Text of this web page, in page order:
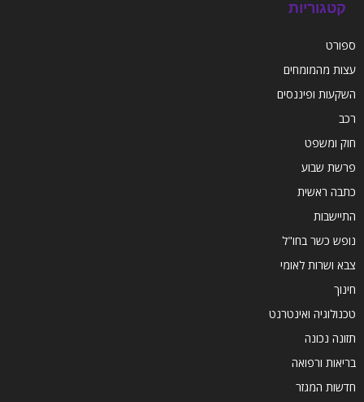
קטגוריות
ספורט
עצות מהמומחים
השקעות ופיננסים
רכב
חוק ומשפט
פרשת שבוע
כתבה ראשית
התיישבות
נופש כשר בחו"ל
צבא ושרות לאומי
חינוך
טכנולוגיה ואינטרנט
תזונה נכונה
בריאות ורפואה
חדשות המגזר